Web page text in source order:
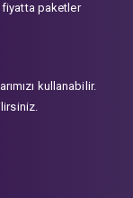
paketler
kullanabilir.